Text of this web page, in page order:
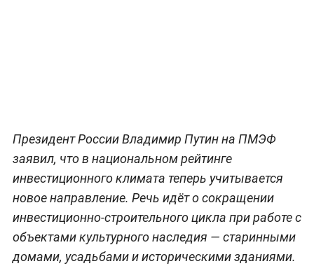
Президент России Владимир Путин на ПМЭФ
заявил, что в национальном рейтинге
инвестиционного климата теперь учитывается
новое направление. Речь идёт о сокращении
инвестиционно-строительного цикла при работе с
объектами культурного наследия — старинными
домами, усадьбами и историческими зданиями.